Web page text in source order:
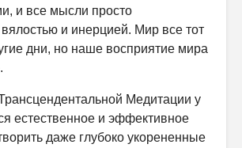
и все мысли просто
и инерцией. Мир все тот
дни, но наше восприятие мира
Медитации у
естественное и эффективное
даже глубоко укорененные